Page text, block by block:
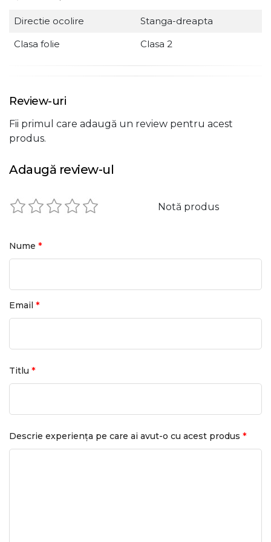
Directie ocolire
Stanga-dreapta
Clasa folie
Clasa 2
Review-uri
Fii primul care adaugă un review pentru acest
produs.
Adaugă review-ul
Notă produs
Nume *
Email *
Titlu *
Descrie experiența pe care ai avut-o cu acest produs *